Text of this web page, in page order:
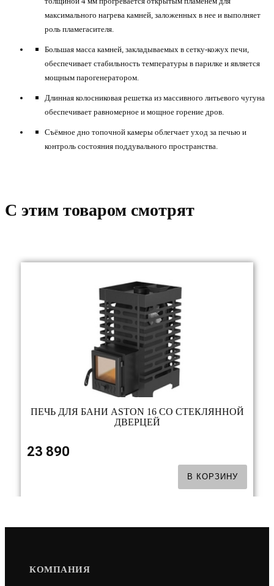
максимального нагрева камней, заложенных в нее и выполняет
роль пламегасителя.
Большая масса камней, закладываемых в сетку-кожух печи,
обеспечивает стабильность температуры в парилке и является
мощным парогенератором.
Длинная колосниковая решетка из массивного литьевого чугуна
обеспечивает равномерное и мощное горение дров.
Съёмное дно топочной камеры облегчает уход за печью и
контроль состояния поддувального пространства.
C этим товаром смотрят
ПЕЧЬ ДЛЯ БАНИ ASTON 16 СО СТЕКЛЯННОЙ
ДВЕРЦЕЙ
23 890
В КОРЗИНУ
КОМПАНИЯ